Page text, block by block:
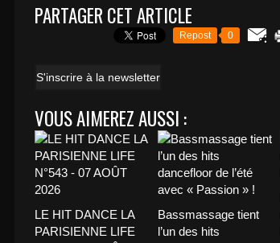
PARTAGER CET ARTICLE
Repost 0
S'inscrire à la newsletter
VOUS AIMEREZ AUSSI :
LE HIT DANCE LA
PARISIENNE LIFE
Bassmassage tient
l’un des hits